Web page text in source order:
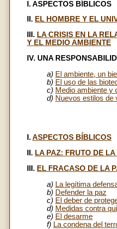
I. ASPECTOS BÍBLICOS
II. EL HOMBRE Y EL
III. LA CRISIS EN LA
Y EL MEDIO AMBIENTE
IV. UNA
a) El ambiente, un
b) El uso de las
c) Medio ambiente y
d) Nuevos estilos de
I.ASPECTOS BÍBLICOS
II. LA PAZ: FRUTO DE
III. EL FRACASO DE LA
a) La legítima
b) Defender la paz
c) El deber de
d) Medidas contra
e) El desarme
f) La condena del